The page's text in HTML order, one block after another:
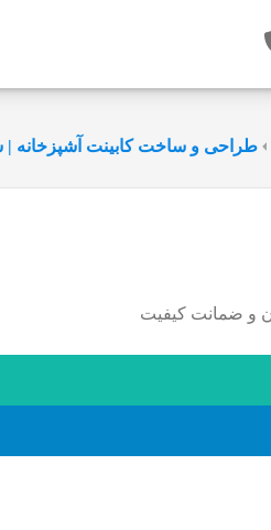
طراحی و ساخت کابینت آشپزخانه